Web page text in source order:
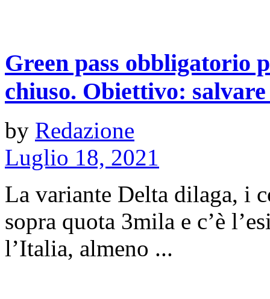
Green pass obbligatorio
chiuso. Obiettivo: salvare
by Redazione
Luglio 18, 2021
La variante Delta dilaga, i
sopra quota 3mila e c’è
l’Italia, almeno ...